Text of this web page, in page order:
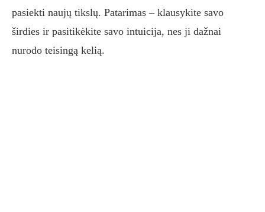
pasiekti naujų tikslų. Patarimas – klausykite savo
širdies ir pasitikėkite savo intuicija, nes ji dažnai
nurodo teisingą kelią.